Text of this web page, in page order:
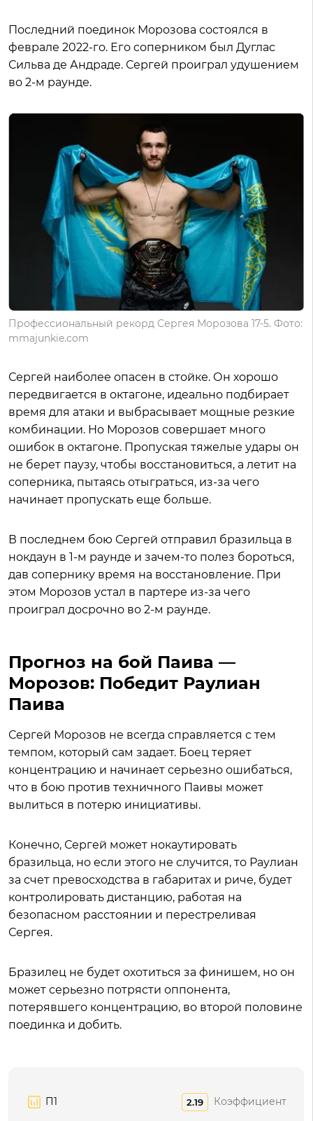
Последний поединок Морозова состоялся в
феврале 2022-го. Его соперником был Дуглас
Сильва де Андраде. Сергей проиграл удушением
во 2-м раунде.
Профессиональный рекорд Сергея Морозова 17-5. Фото:
mmajunkie.com
Сергей наиболее опасен в стойке. Он хорошо
передвигается в октагоне, идеально подбирает
время для атаки и выбрасывает мощные резкие
комбинации. Но Морозов совершает много
ошибок в октагоне. Пропуская тяжелые удары он
не берет паузу, чтобы восстановиться, а летит на
соперника, пытаясь отыграться, из-за чего
начинает пропускать еще больше.
В последнем бою Сергей отправил бразильца в
нокдаун в 1-м раунде и зачем-то полез бороться,
дав сопернику время на восстановление. При
этом Морозов устал в партере из-за чего
проиграл досрочно во 2-м раунде.
Прогноз на бой Паива —
Морозов: Победит Раулиан
Паива
Сергей Морозов не всегда справляется с тем
темпом, который сам задает. Боец теряет
концентрацию и начинает серьезно ошибаться,
что в бою против техничного Паивы может
вылиться в потерю инициативы.
Конечно, Сергей может нокаутировать
бразильца, но если этого не случится, то Раулиан
за счет превосходства в габаритах и риче, будет
контролировать дистанцию, работая на
безопасном расстоянии и перестреливая
Сергея.
Бразилец не будет охотиться за финишем, но он
может серьезно потрясти оппонента,
потерявшего концентрацию, во второй половине
поединка и добить.
П1 2.19 Коэффициент